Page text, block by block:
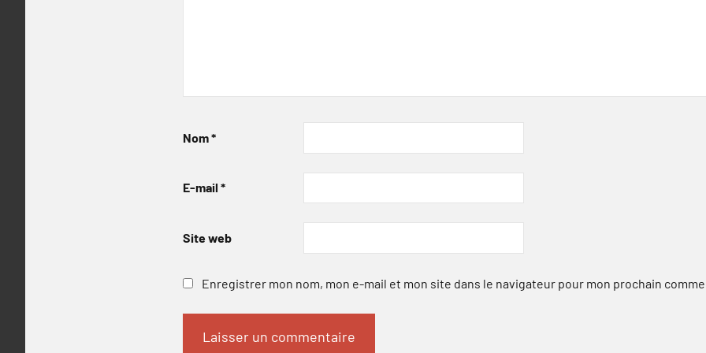
Nom*
E-mail *
Site web
Enregistrer mon nom, mon e-mail et mon site dans le navigateur pour mon prochain